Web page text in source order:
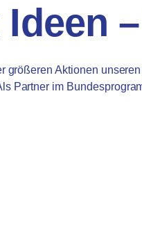
größeren Aktionen
Partner im